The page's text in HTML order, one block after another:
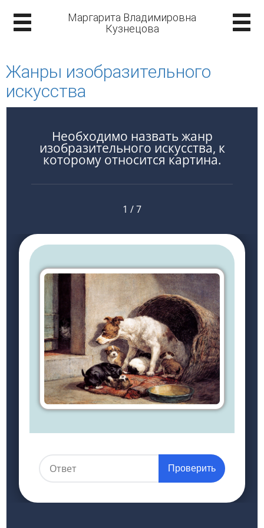
Маргарита Владимировна
Кузнецова
Жанры изобразительного
искусства